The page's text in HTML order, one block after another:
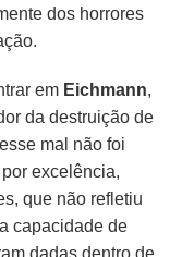
dos horrores
em Eichmann,
da destruição de
mal não foi
excelência,
que não refletiu
capacidade de
dadas dentro de